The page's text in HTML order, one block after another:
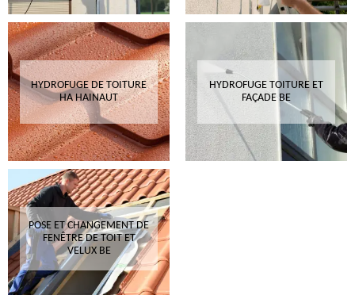
HYDROFUGE DE TOITURE
HA HAINAUT
HYDROFUGE TOITURE ET
FAÇADE BE
POSE ET CHANGEMENT DE
FENÊTRE DE TOIT ET
VELUX BE